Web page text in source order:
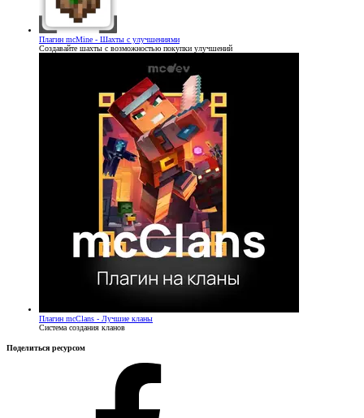
Плагин mcMine - Шахты с улучшениями
Создавайте шахты с возможностью покупки улучшений
Плагин mcClans - Лучшие кланы
Система создания кланов
Поделиться ресурсом